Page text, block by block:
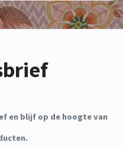
en blijf op de hoogte van